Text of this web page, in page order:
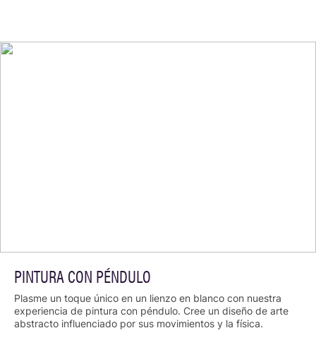
PINTURA CON PÉNDULO
Plasme un toque único en un lienzo en blanco con nuestra
experiencia de pintura con péndulo. Cree un diseño de arte
abstracto influenciado por sus movimientos y la física.